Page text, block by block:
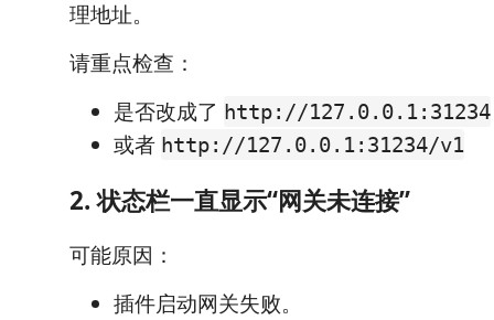
理地址。
请重点检查：
是否改成了 http://127.0.0.1:31234
或者 http://127.0.0.1:31234/v1
2. 状态栏一直显示“网关未连接”
可能原因：
插件启动网关失败。